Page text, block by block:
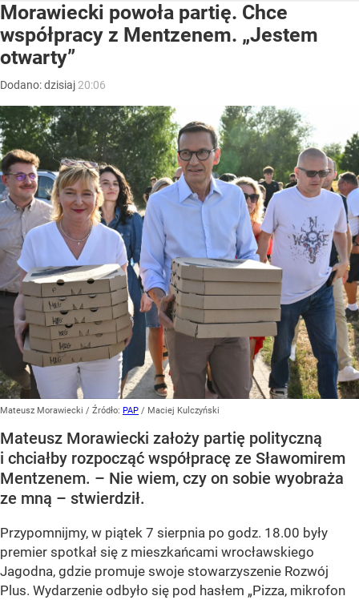
Morawiecki powoła partię. Chce
współpracy z Mentzenem. „Jestem
otwarty”
Dodano:dzisiaj 20:06
Mateusz Morawiecki / Źródło: PAP / Maciej Kulczyński
Mateusz Morawiecki założy partię polityczną
i chciałby rozpocząć współpracę ze Sławomirem
Mentzenem. – Nie wiem, czy on sobie wyobraża
ze mną – stwierdził.
Przypomnijmy, w piątek 7 sierpnia po godz. 18.00 były
premier spotkał się z mieszkańcami wrocławskiego
Jagodna, gdzie promuje swoje stowarzyszenie Rozwój
Plus. Wydarzenie odbyło się pod hasłem „Pizza, mikrofon